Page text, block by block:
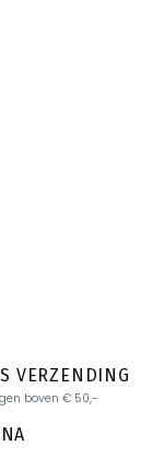
VERZENDING
boven € 50,-